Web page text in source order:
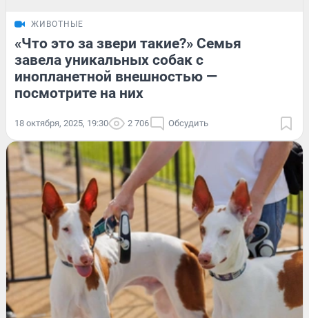
ЖИВОТНЫЕ
«Что это за звери такие?» Семья
завела уникальных собак с
инопланетной внешностью —
посмотрите на них
18 октября, 2025, 19:30 2 706 Обсудить